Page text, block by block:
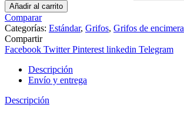
Añadir al carrito
Comparar
Categorías: Estándar, Grifos, Grifos de encimera
Compartir
Facebook Twitter Pinterest linkedin Telegram
Descripción
Envío y entrega
Descripción